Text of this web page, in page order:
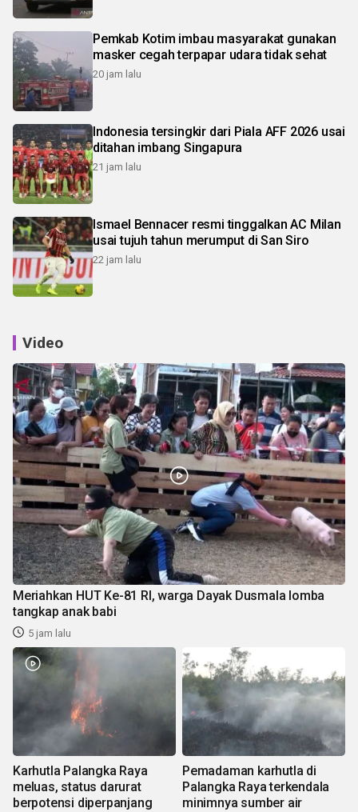
Pemkab Kotim imbau masyarakat gunakan
masker cegah terpapar udara tidak sehat
20 jam lalu
Indonesia tersingkir dari Piala AFF 2026 usai
ditahan imbang Singapura
21 jam lalu
Ismael Bennacer resmi tinggalkan AC Milan
usai tujuh tahun merumput di San Siro
22 jam lalu
Video
Meriahkan HUT Ke-81 RI, warga Dayak Dusmala lomba
tangkap anak babi
5 jam lalu
Karhutla Palangka Raya
meluas, status darurat
berpotensi diperpanjang
Pemadaman karhutla di
Palangka Raya terkendala
minimnya sumber air